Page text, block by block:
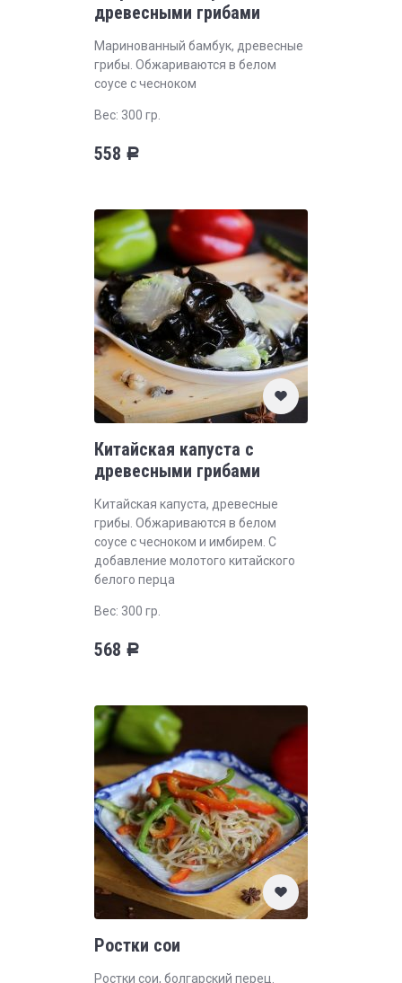
древесными грибами
Маринованный бамбук, древесные
грибы. Обжариваются в белом
соусе с чесноком
Вес: 300 гр.
558 Р
Китайская капуста с
древесными грибами
Китайская капуста, древесные
грибы. Обжариваются в белом
соусе с чесноком и имбирем. С
добавление молотого китайского
белого перца
Вес: 300 гр.
568 Р
Ростки сои
Ростки сои, болгарский перец.